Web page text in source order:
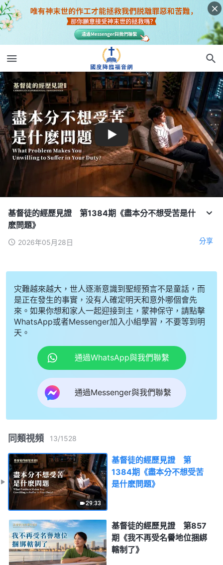
基督徒的經歷見證 第1384期《盡本分不想受苦是什
麽問題》
2026年05月28日 分享
灾難越來越大，世人逐漸意識到聖經預言不是童話，而
是正在發生的事實，没有人確定明天和意外哪個會先
來。如果你想和家人一起迎接到主，蒙神保守，請點擊
WhatsApp或者Messenger加入小組學習，不要等到明
天。
通過WhatsApp與我們聯繫
通過Messenger與我們聯繫
同類視頻 13/1528
29:33
基督徒的經歷見證 第
1384期《盡本分不想受苦
是什麽問題》
基督徒的經歷見證 第857
期《我不再受名譽地位捆綁
轄制了》